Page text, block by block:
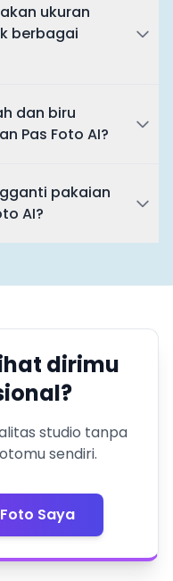
ukuran
berbagai
dan biru
Pas Foto AI?
pakaian
AI?
dirimu
studio tanpa
sendiri.
Saya